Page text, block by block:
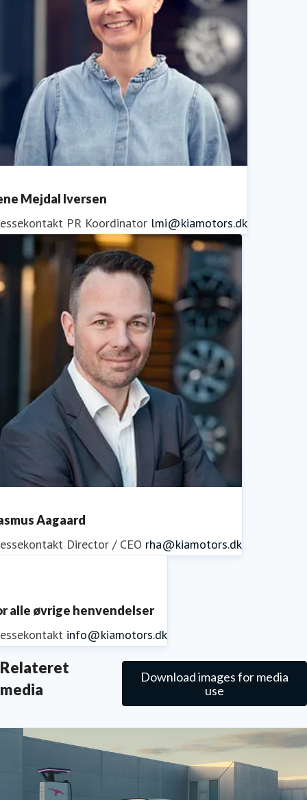
Mejdal Iversen
PR Koordinator lmi@kiamotors.dk
Aagaard
Director / CEO rha@kiamotors.dk
alle øvrige henvendelser
info@kiamotors.dk
Relateret
media
Download images for media
use